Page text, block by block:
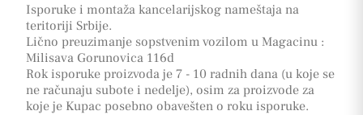
Isporuke i montaža kancelarijskog nameštaja na
teritoriji Srbije.
Lično preuzimanje sopstvenim vozilom u Magacinu :
Milisava Gorunovica 116d
Rok isporuke proizvoda je 7 - 10 radnih dana (u koje se
ne računaju subote i nedelje), osim za proizvode za
koje je Kupac posebno obavešten o roku isporuke.